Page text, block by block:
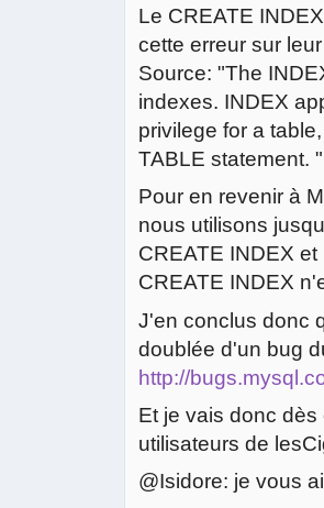
Le CREATE
cette erreur sur
Source: "The
indexes. INDEX
privilege for a
TABLE statement. "
Pour en revenir à
nous utilisons
CREATE INDEX
CREATE INDEX
J'en conclus donc
doublée d'un bug
http://
Et je vais donc
utilisateurs de
@Isidore: je vous